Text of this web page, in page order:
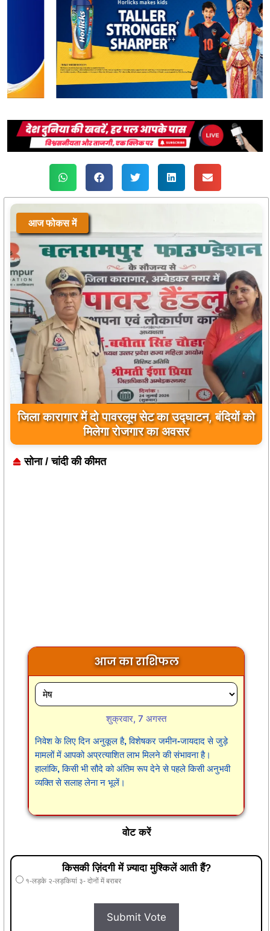
आज फोकस में
जिला कारागार में दो पावरलूम सेट का उद्घाटन, बंदियों को
मिलेगा रोजगार का अवसर
सोना / चांदी की कीमत
आज का राशिफल
शुक्रवार, 7 अगस्त
निवेश के लिए दिन अनुकूल है, विशेषकर जमीन-जायदाद से जुड़े
मामलों में आपको अप्रत्याशित लाभ मिलने की संभावना है।
हालांकि, किसी भी सौदे को अंतिम रूप देने से पहले किसी अनुभवी
व्यक्ति से सलाह लेना न भूलें।
वोट करें
किसकी ज़िंदगी में ज़्यादा मुश्किलें आती हैं?
१-लड़के २-लड़कियां ३- दोनों में बराबर
Submit Vote